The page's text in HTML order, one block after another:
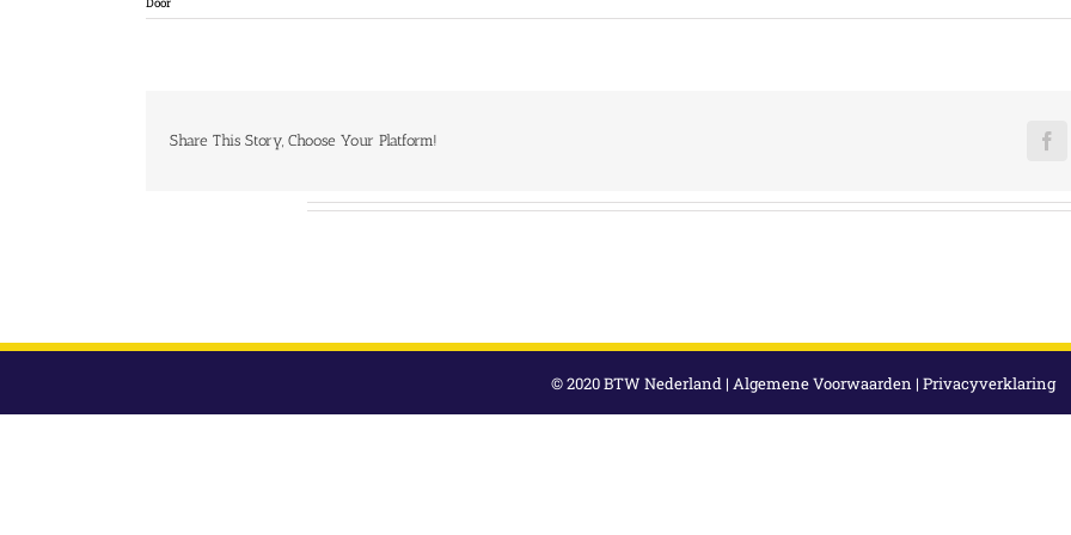
Share This Story, Choose Your Platform!
© 2020 BTW Nederland | Algemene Voorwaarden | Privacyverklaring